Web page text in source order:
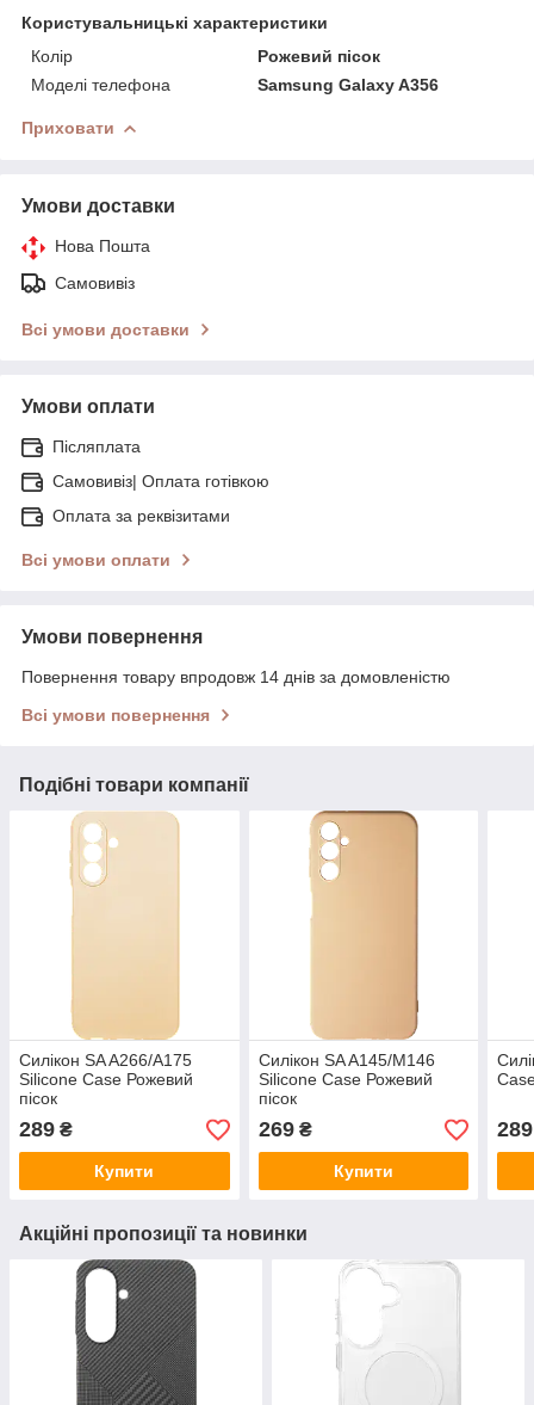
Користувальницькі характеристики
Колір
Рожевий пісок
Моделі телефона
Samsung Galaxy A356
Приховати
Умови доставки
Нова Пошта
Самовивіз
Всі умови доставки
Умови оплати
Післяплата
Самовивіз| Оплата готівкою
Оплата за реквізитами
Всі умови оплати
Умови повернення
Повернення товару впродовж 14 днів за домовленістю
Всі умови повернення
Подібні товари компанії
Силікон SA A266/A175
Silicone Case Рожевий
пісок
289 ₴
Купити
Силікон SA A145/M146
Silicone Case Рожевий
пісок
269₴
Купити
289
Акційні пропозиції та новинки